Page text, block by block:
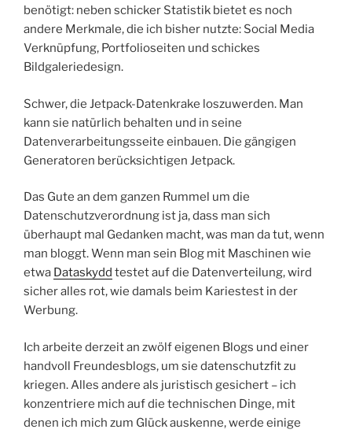
benötigt: neben schicker Statistik bietet es noch
andere Merkmale, die ich bisher nutzte: Social Media
Verknüpfung, Portfolioseiten und schickes
Bildgaleriedesign.
Schwer, die Jetpack-Datenkrake loszuwerden. Man
kann sie natürlich behalten und in seine
Datenverarbeitungsseite einbauen. Die gängigen
Generatoren berücksichtigen Jetpack.
Das Gute an dem ganzen Rummel um die
Datenschutzverordnung ist ja, dass man sich
überhaupt mal Gedanken macht, was man da tut, wenn
man bloggt. Wenn man sein Blog mit Maschinen wie
etwa Dataskydd testet auf die Datenverteilung, wird
sicher alles rot, wie damals beim Kariestest in der
Werbung.
Ich arbeite derzeit an zwölf eigenen Blogs und einer
handvoll Freundesblogs, um sie datenschutzfit zu
kriegen. Alles andere als juristisch gesichert – ich
konzentriere mich auf die technischen Dinge, mit
denen ich mich zum Glück auskenne, werde einige